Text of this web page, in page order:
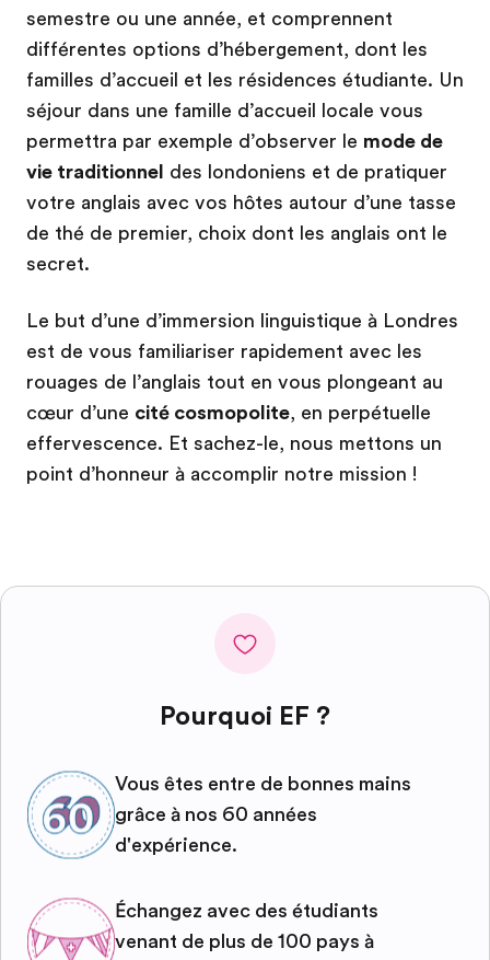
semestre ou une année, et comprennent
différentes options d’hébergement, dont les
familles d’accueil et les résidences étudiante. Un
séjour dans une famille d’accueil locale vous
permettra par exemple d’observer le mode de
vie traditionnel des londoniens et de pratiquer
votre anglais avec vos hôtes autour d’une tasse
de thé de premier, choix dont les anglais ont le
secret.
Le but d’une d’immersion linguistique à Londres
est de vous familiariser rapidement avec les
rouages de l’anglais tout en vous plongeant au
cœur d’une cité cosmopolite, en perpétuelle
effervescence. Et sachez-le, nous mettons un
point d’honneur à accomplir notre mission !
Pourquoi EF ?
Vous êtes entre de bonnes mains
grâce à nos 60 années
d'expérience.
Échangez avec des étudiants
venant de plus de 100 pays à